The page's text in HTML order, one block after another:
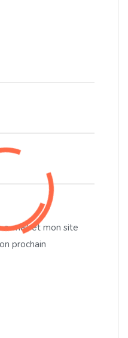
e-mail et mon site
prochain